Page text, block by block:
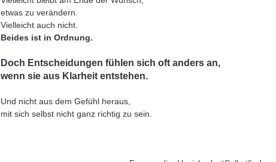
etwas zu verändern.
Vielleicht auch nicht.
Beides ist in Ordnung.
Doch Entscheidungen fühlen sich oft anders an,
wenn sie aus Klarheit entstehen.
Und nicht aus dem Gefühl heraus,
mit sich selbst nicht ganz richtig zu sein.